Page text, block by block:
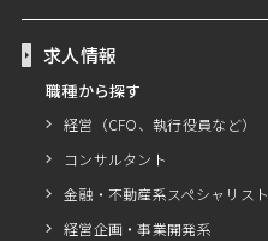
求人情報
職種から探す
経営（CFO、執行役員など）
コンサルタント
金融・不動産系スペシャリスト
経営企画・事業開発系